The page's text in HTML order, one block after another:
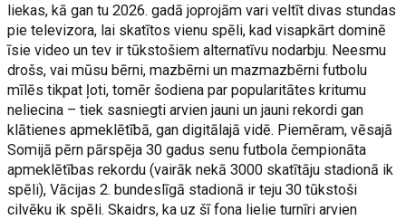
liekas, kā gan tu 2026. gadā joprojām vari veltīt divas stundas
pie televizora, lai skatītos vienu spēli, kad visapkārt dominē
īsie video un tev ir tūkstošiem alternatīvu nodarbju. Neesmu
drošs, vai mūsu bērni, mazbērni un mazmazbērni futbolu
mīlēs tikpat ļoti, tomēr šodiena par popularitātes kritumu
neliecina – tiek sasniegti arvien jauni un jauni rekordi gan
klātienes apmeklētībā, gan digitālajā vidē. Piemēram, vēsajā
Somijā pērn pārspēja 30 gadus senu futbola čempionāta
apmeklētības rekordu (vairāk nekā 3000 skatītāju stadionā ik
spēli), Vācijas 2. bundeslīgā stadionā ir teju 30 tūkstoši
cilvēku ik spēli. Skaidrs, ka uz šī fona lielie turnīri arvien